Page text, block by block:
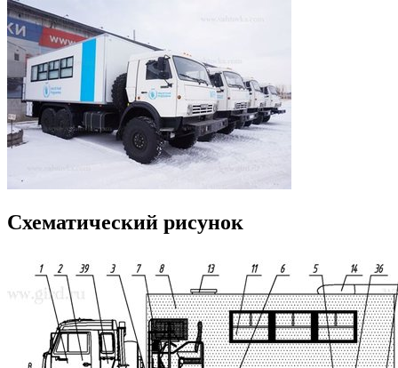
Схематический рисунок